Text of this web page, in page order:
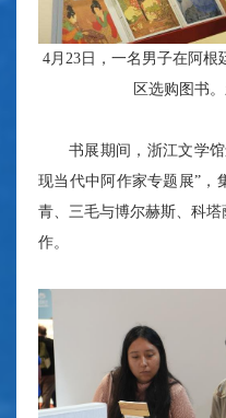
4月23日，一名男子在阿根
区选购图书
书展期间，浙江文学
现当代中阿作家专题展”，
青、三毛与博尔赫斯、科
作。